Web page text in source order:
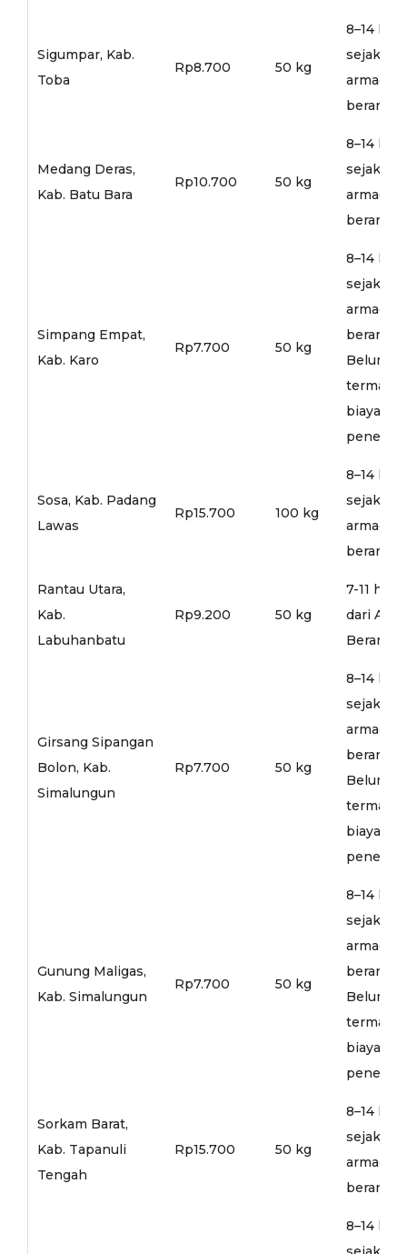
Sigumpar, Kab.
Toba
Rp8.700 50 kg
8–14 hari
sejak
armada
Medang Deras,
Kab. Batu Bara
Rp10.700 50 kg
8–14 hari
sejak
armada
Simpang Empat,
Kab. Karo
Rp7.700 50 kg
8–14 hari
sejak
armada
Belum
biaya
Sosa, Kab. Padang
Lawas
Rp15.700 100 kg
8–14 hari
sejak
armada
Rantau Utara,
Kab.
Labuhanbatu
Rp9.200 50 kg
7-11 hari
dari
Girsang Sipangan
Bolon, Kab.
Simalungun
Rp7.700 50 kg
8–14 hari
sejak
armada
Belum
biaya
Gunung Maligas,
Kab. Simalungun
Rp7.700 50 kg
8–14 hari
sejak
armada
Belum
biaya
Sorkam Barat,
Kab. Tapanuli
Tengah
Rp15.700 50 kg
8–14 hari
sejak
armada
8–14 hari